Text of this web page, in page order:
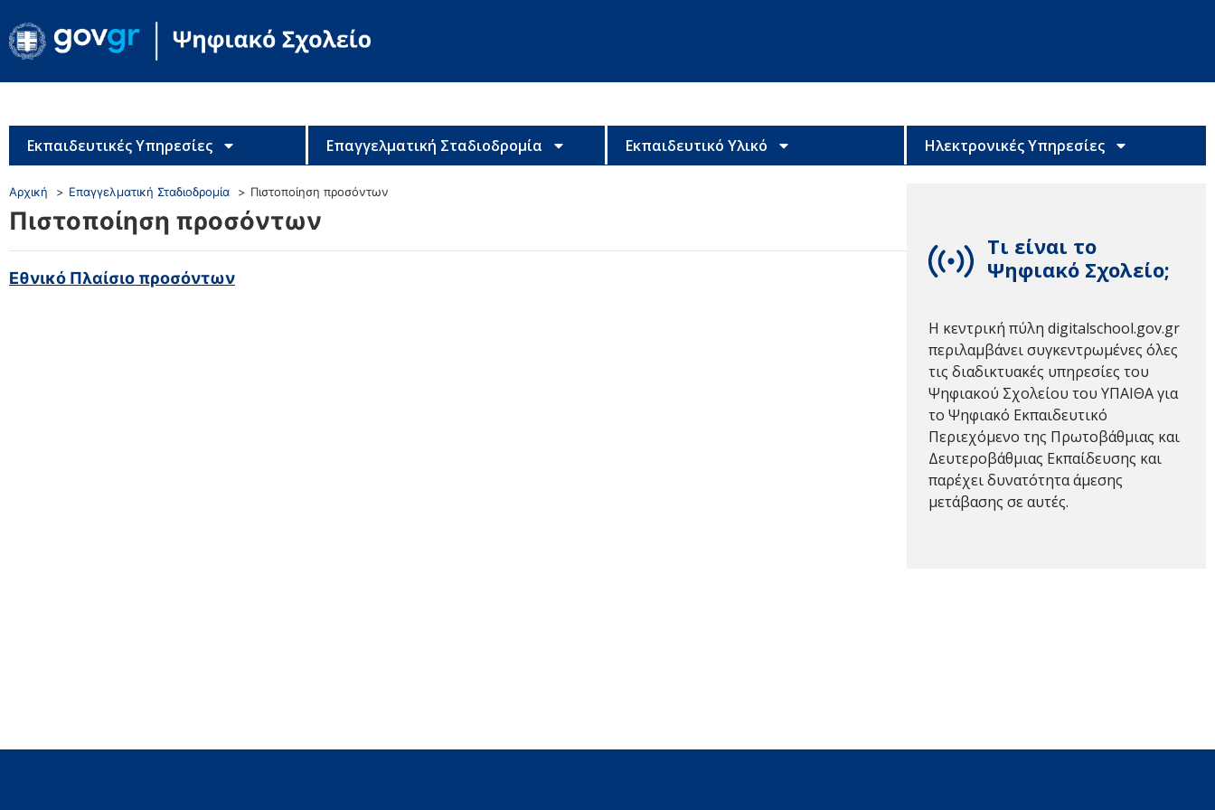
Εκπαιδευτικές Υπηρεσίες Επαγγελματική Σταδιοδρομία Εκπαιδευτικό Υλικό Ηλεκτρονικές Υπηρεσίες
Αρχική Επαγγελματική Σταδιοδρομία Πιστοποίηση προσόντων
Πιστοποίηση προσόντων
Εθνικό Πλαίσιο προσόντων
Τι είναι το
Ψηφιακό Σχολείο;
Η κεντρική πύλη digitalschool.gov.gr
περιλαμβάνει συγκεντρωμένες όλες
τις διαδικτυακές υπηρεσίες του
Ψηφιακού Σχολείου του ΥΠΑΙΘΑ για
το Ψηφιακό Εκπαιδευτικό
Περιεχόμενο της Πρωτοβάθμιας και
Δευτεροβάθμιας Εκπαίδευσης και
παρέχει δυνατότητα άμεσης
μετάβασης σε αυτές.